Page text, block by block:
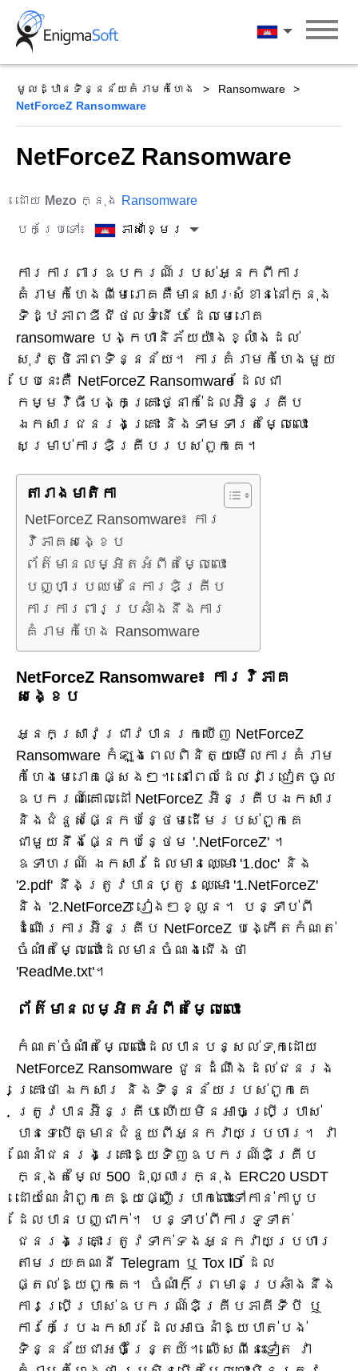
Skip
content
ភាសាខ្មែរ
មូលដ្ឋានទិន្នន័យគំរាមកំហែង
Ransomware
NetForceZ Ransomware
NetForceZ Ransomware
ដោយ Mezo ក្នុង Ransomware
បកប្រែទៅ៖ ភាសាខ្មែរ
ការការពារឧបករណ៍របស់អ្នកពីការ
គំរាមកំហែងពីមេរោគគឺមានសារៈសំខាន់នៅក្នុង
ទិដ្ឋភាពឌីជីថលទំនើប ដែលមេរោគ
ransomware បង្កហានិភ័យយ៉ាងខ្លាំងដល់
សុវត្ថិភាពទិន្នន័យ។ ការគំរាមកំហែងមួយ
បែបនេះគឺ NetForceZ Ransomware ដែលជា
កម្មវិធីបង្កគ្រោះថ្នាក់ដែលអ៊ិនគ្រីប
ឯកសារជនរងគ្រោះ និងទាមទារតម្លៃលោះ
សម្រាប់ការឌិគ្រីបរបស់ពួកគេ។
តារាង​មាតិកា
NetForceZ Ransomware៖ ការ
វិភាគសង្ខេប
ព័ត៌មានលម្អិតអំពីតម្លៃលោះ
បញ្ហាប្រឈមនៃការឌិគ្រីប
ការការពារប្រឆាំងនឹងការ
គំរាមកំហែង Ransomware
NetForceZ Ransomware៖ ការវិភាគ
សង្ខេប
អ្នកស្រាវជ្រាវបានរកឃើញ NetForceZ
Ransomware កំឡុងពេលពិនិត្យមើលការគំរាម
កំហែងមេរោគផ្សេងៗ។ នៅពេលដែលវាជ្រៀតចូល
ឧបករណ៍គោលដៅ NetForceZ អ៊ិនគ្រីបឯកសារ
និងជំនួសផ្នែកបន្ថែមដើមរបស់ពួកគេ
ជាមួយនឹងផ្នែកបន្ថែម '.NetForceZ' ។
ឧទាហរណ៍ ឯកសារដែលមានឈ្មោះ '1.doc' និង
'2.pdf' នឹងត្រូវបានប្តូរឈ្មោះ '1.NetForceZ'
និង '2.NetForceZ' រៀងៗខ្លួន។ បន្ទាប់ពី
ដំណើរការអ៊ិនគ្រីប NetForceZ បង្កើតកំណត់
ចំណាំតម្លៃលោះដែលមានចំណងជើងថា
'ReadMe.txt'។
ព័ត៌មានលម្អិតអំពីតម្លៃលោះ
កំណត់ចំណាំតម្លៃលោះដែលបានបន្សល់ទុកដោយ
NetForceZ Ransomware ជូនដំណឹងដល់ជនរង
គ្រោះថា ឯកសារ និងទិន្នន័យរបស់ពួកគេ
ត្រូវបានអ៊ិនគ្រីប ហើយមិនអាចប្រើប្រាស់
បានទេបើគ្មានជំនួយពីអ្នកវាយប្រហារ។ វា
ណែនាំជនរងគ្រោះឱ្យទិញឧបករណ៍ឌិគ្រីប
ក្នុងតម្លៃ 500 ដុល្លារក្នុង ERC20 USDT
ដោយណែនាំពួកគេឱ្យផ្ញើប្រាក់លោះទៅកាន់កាបូប
ដែលបានបញ្ជាក់។ បន្ទាប់ពីការទូទាត់
ជនរងគ្រោះត្រូវទាក់ទងអ្នកវាយប្រហារ
តាមរយៈគណនី Telegram ឬ Tox ID ដែល
ផ្តល់ឱ្យពួកគេ។ ចំណាំក៏ព្រមានប្រឆាំងនឹង
ការប្រើប្រាស់ឧបករណ៍ឌិគ្រីបភាគីទីបី ឬ
ការកែប្រែឯកសារ ដែលអាចនាំឱ្យបាត់បង់
ទិន្នន័យជាអចិន្ត្រៃយ៍។ លើសពីនេះទៀត វា